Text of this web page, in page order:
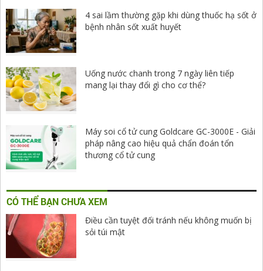
4 sai lầm thường gặp khi dùng thuốc hạ sốt ở
bệnh nhân sốt xuất huyết
Uống nước chanh trong 7 ngày liên tiếp
mang lại thay đổi gì cho cơ thể?
Máy soi cổ tử cung Goldcare GC-3000E - Giải
pháp nâng cao hiệu quả chẩn đoán tổn
thương cổ tử cung
CÓ THỂ BẠN CHƯA XEM
Điều cần tuyệt đối tránh nếu không muốn bị
sỏi túi mật